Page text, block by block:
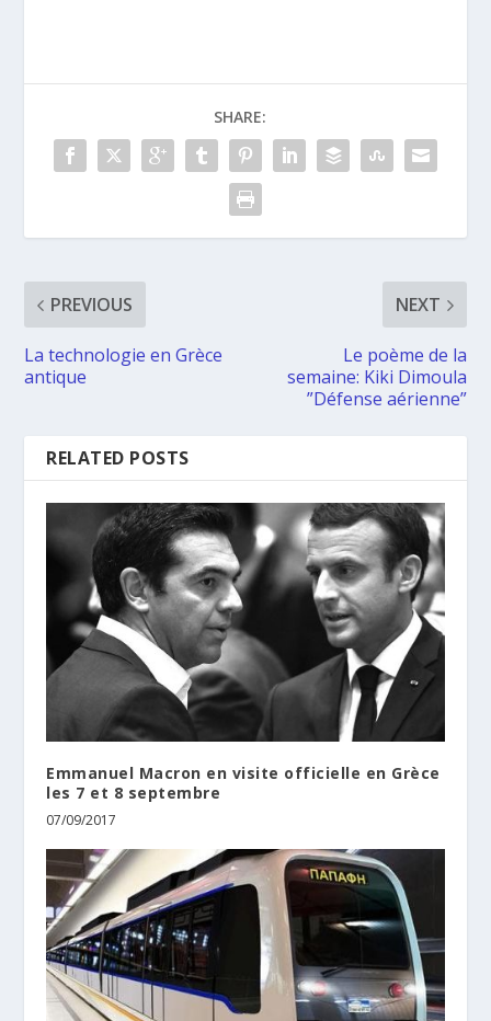
SHARE:
PREVIOUS
La technologie en Grèce
antique
NEXT
Le poème de la
semaine: Kiki Dimoula
”Défense aérienne”
RELATED POSTS
Emmanuel Macron en visite officielle en Grèce
les 7 et 8 septembre
07/09/2017